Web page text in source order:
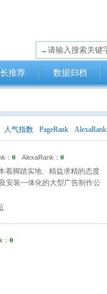
推荐 数据归档
人气指数 PageRank AlexaRank
： 0 AlexaRank： 0
着脚踏实地、精益求精的态度
安装一体化的大型广告制作公
0